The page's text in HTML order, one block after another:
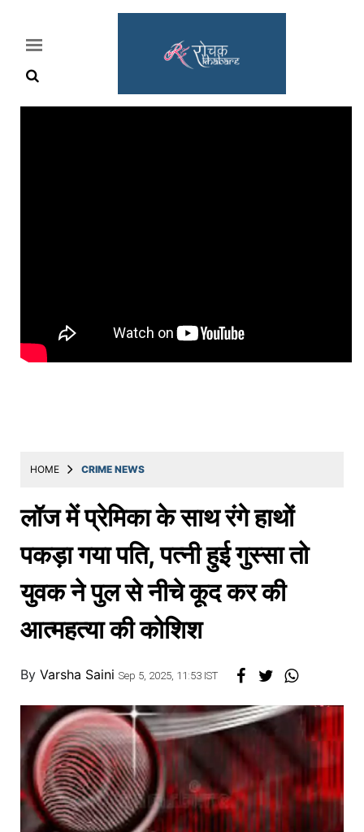
&
मराठी
बातम्या
स्पोर्ट्स
बिझनेस
लाईफस्टाईल
ट्रॅव्हल
खाना
HOME CRIME NEWS
लॉज में प्रेमिका के साथ रंगे हाथों
पकड़ा गया पति, पत्नी हुई गुस्सा तो
युवक ने पुल से नीचे कूद कर की
आत्महत्या की कोशिश
By Varsha Saini Sep 5, 2025, 11:53 IST